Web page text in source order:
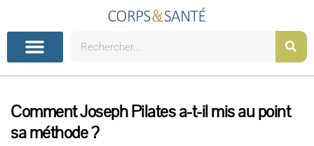
Comment Joseph Pilates a-t-il mis au point
sa méthode ?